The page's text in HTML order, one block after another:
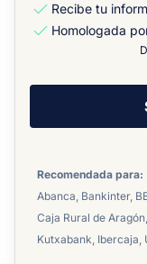
Recibe tu
Homologada
Recomendada para:
Abanca, Bankinter,
Caja Rural de
Kutxabank, Ibercaja,